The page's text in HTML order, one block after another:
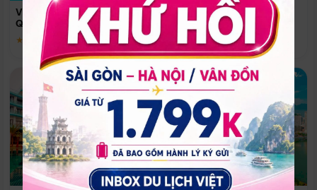
Vinpearl Resort & Spa Phu
Quoc
★ 5.0
Quoc
Phú Quốc
★ 5.0